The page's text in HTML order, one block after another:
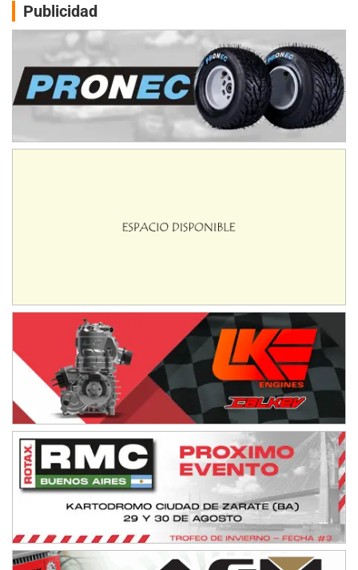
NORESTE SANTAFESINO - F6
Avellaneda (Santa Fe)
SUR SANTAFESINO - F4
José Samuel Sánchez (Tierra)
Rufino (Santa Fe)
Juan Navarro (Asfalto)
IAME SERIES ARGENTINA 6
Ciudad de Trenque Lauquen (Asfalto)
Trenque Lauquen (Buenos Aires)
ENTRERRIANO - F6 (POSTERGADA)
Parque de la Velocidad (Asfalto)
Villaguay (Entre Ríos)
VICTORIENSE - F7
El Cerro (Tierra)
Victoria (Entre Ríos)
PATAGONICO - F6
Moto Club Reginense (Tierra)
Gral. E. Godoy (Río Negro)
CSK - F7
Juventud Unida (Tierra)
Humboldt (Santa Fe)
Publicidad